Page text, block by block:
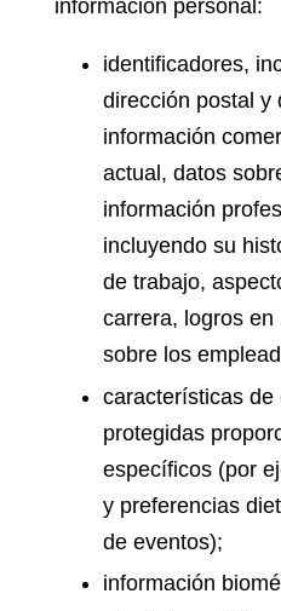
información personal:
identificadores,
dirección postal y
información
actual, datos
información
incluyendo su
de trabajo,
carrera, logros
sobre los
características de
protegidas
específicos (por
y preferencias
de eventos);
información